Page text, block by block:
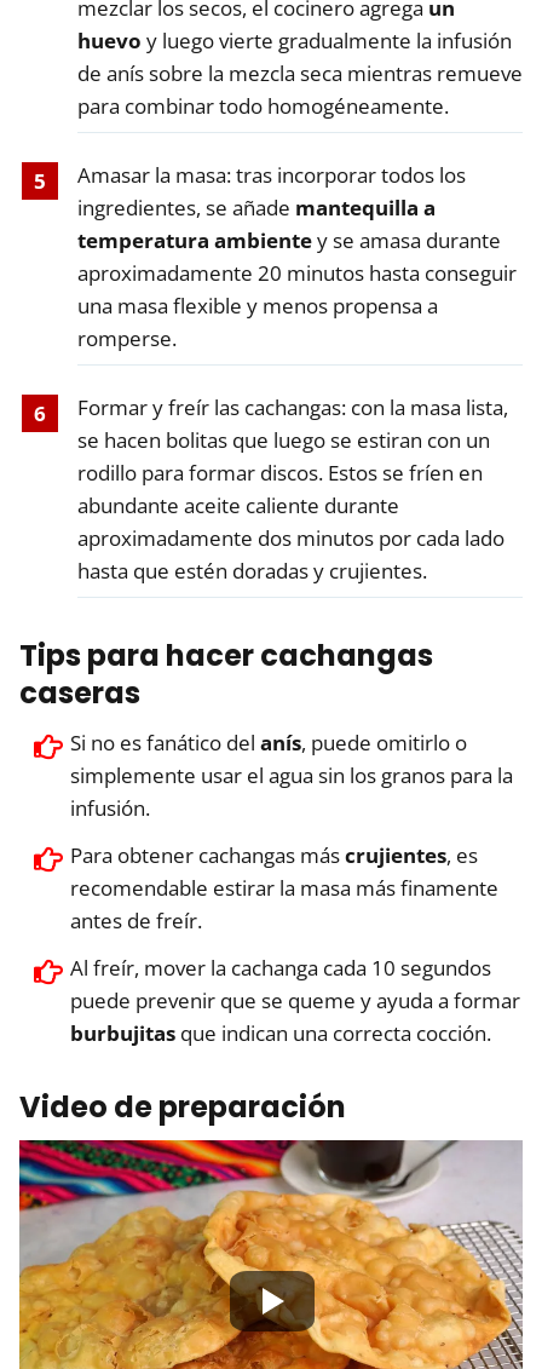
mezclar los secos, el cocinero agrega un
huevo y luego vierte gradualmente la infusión
de anís sobre la mezcla seca mientras remueve
para combinar todo homogéneamente.
Amasar la masa: tras incorporar todos los
ingredientes, se añade mantequilla a
temperatura ambientey se amasa durante
aproximadamente 20 minutos hasta conseguir
una masa flexible y menos propensa a
romperse.
Formar y freír las cachangas: con la masa lista,
se hacen bolitas que luego se estiran con un
rodillo para formar discos. Estos se fríen en
abundante aceite caliente durante
aproximadamente dos minutos por cada lado
hasta que estén doradas y crujientes.
Tips para hacer cachangas
caseras
Si no es fanático del anís, puede omitirlo o
simplemente usar el agua sin los granos para la
infusión.
Para obtener cachangas máscrujientes, es
recomendable estirar la masa más finamente
antes de freír.
Al freír, mover la cachanga cada 10 segundos
puede prevenir que se queme y ayuda a formar
burbujitas que indican una correcta cocción.
Video de preparación